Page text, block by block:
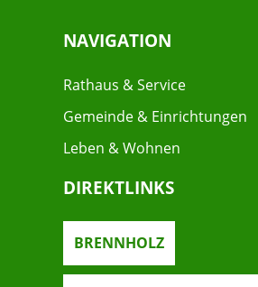
NAVIGATION
Rathaus & Service
Gemeinde & Einrichtungen
Leben & Wohnen
DIREKTLINKS
BRENNHOLZ